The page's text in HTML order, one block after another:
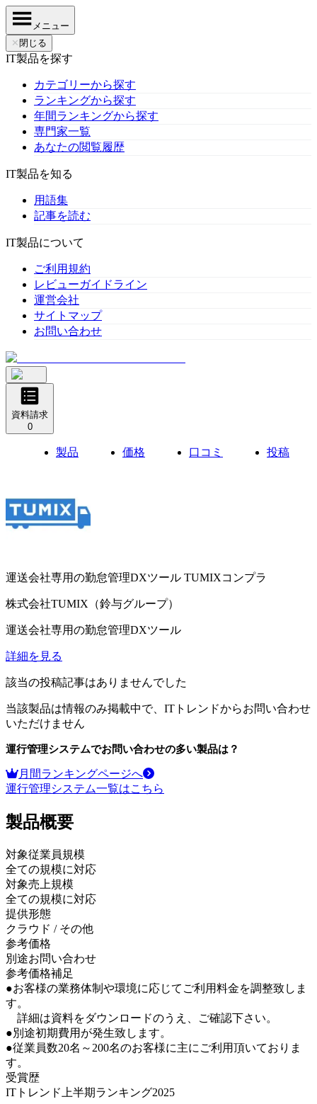
メニュー
✕ 閉じる
IT製品を探す
カテゴリーから探す
ランキングから探す
年間ランキングから探す
専門家一覧
あなたの閲覧履歴
IT製品を知る
用語集
記事を読む
IT製品について
ご利用規約
レビューガイドライン
運営会社
サイトマップ
お問い合わせ
資料請求
0
製品 価格 口コミ 投稿
運送会社専用の勤怠管理DXツール TUMIXコンプラ
株式会社TUMIX（鈴与グループ）
運送会社専用の勤怠管理DXツール
詳細を見る
該当の投稿記事はありませんでした
当該製品は情報のみ掲載中で、ITトレンドからお問い合わせ
いただけません
運行管理システムでお問い合わせの多い製品は？
月間ランキングページへ
運行管理システム一覧はこちら
製品概要
対象従業員規模
全ての規模に対応
対象売上規模
全ての規模に対応
提供形態
クラウド / その他
参考価格
別途お問い合わせ
参考価格補足
●お客様の業務体制や環境に応じてご利用料金を調整致しま
す。
詳細は資料をダウンロードのうえ、ご確認下さい。
●別途初期費用が発生致します。
●従業員数20名～200名のお客様に主にご利用頂いておりま
す。
受賞歴
ITトレンド上半期ランキング2025